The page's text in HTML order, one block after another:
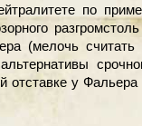
по
(мелочь считать
отставке у Фальера